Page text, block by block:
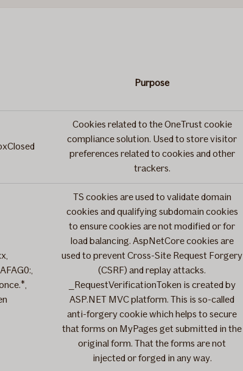
Purpose
Cookies related to the OneTrust cookie
compliance solution. Used to store visitor
preferences related to cookies and other
trackers.
TS cookies are used to validate domain
cookies and qualifying subdomain cookies
to ensure cookies are not modified or for
load balancing. AspNetCore cookies are
used to prevent Cross-Site Request Forgery
(CSRF) and replay attacks.
_RequestVerificationToken is created by
ASP.NET MVC platform. This is so-called
anti-forgery cookie which helps to secure
that forms on MyPages get submitted in the
original form. That the forms are not
injected or forged in any way.